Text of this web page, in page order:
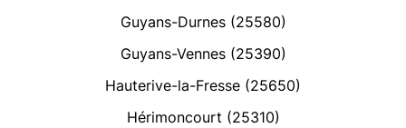
Guyans-Durnes (25580)
Guyans-Vennes (25390)
Hauterive-la-Fresse (25650)
Hérimoncourt (25310)